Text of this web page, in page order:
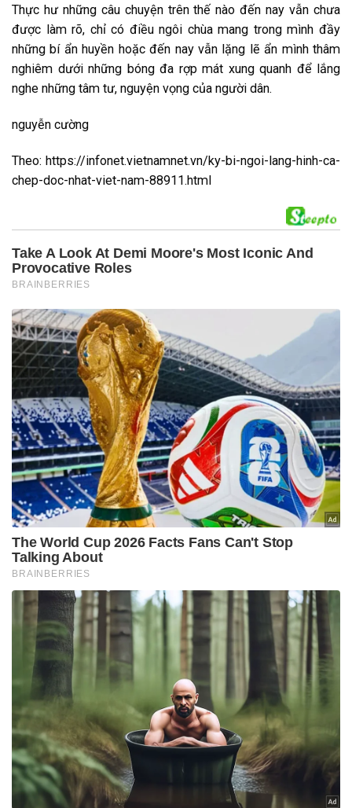
Thực hư những câu chuyện trên thế nào đến nay vẫn chưa
được làm rõ, chỉ có điều ngôi chùa mang trong mình đầy
những bí ẩn huyền hoặc đến nay vẫn lặng lẽ ẩn mình thâm
nghiêm dưới những bóng đa rợp mát xung quanh để lắng
nghe những tâm tư, nguyện vọng của người dân.
nguyễn cường
Theo: https://infonet.vietnamnet.vn/ky-bi-ngoi-lang-hinh-ca-
chep-doc-nhat-viet-nam-88911.html